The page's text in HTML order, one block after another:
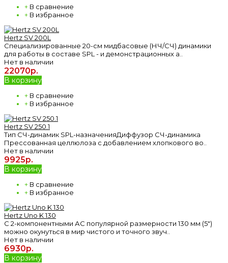
+ В сравнение
+ В избранное
Hertz SV 200L
Специализированные 20-см мидбасовые (НЧ/СЧ) динамики
для работы в составе SPL - и демонстрационных а..
Нет в наличии
22070р.
В корзину
+ В сравнение
+ В избранное
Hertz SV 250.1
Тип СЧ-динамик SPL-назначенияДиффузор СЧ-динамика
Прессованная целлюлоза с добавлением хлопкового во..
Нет в наличии
9925р.
В корзину
+ В сравнение
+ В избранное
Hertz Uno K 130
С 2-компонентными АС популярной размерности 130 мм (5")
можно окунуться в мир чистого и точного звуч..
Нет в наличии
6930р.
В корзину